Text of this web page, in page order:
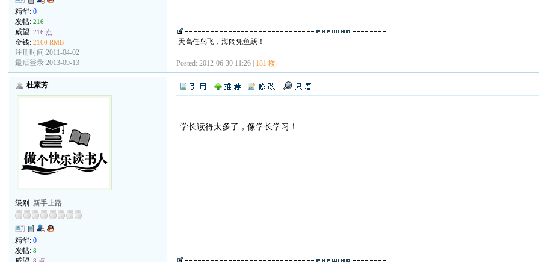
精华:0
发帖:216
威望:216 点
金钱:2160 RMB
注册时间:2011-04-02
最后登录:2013-09-13
天高任鸟飞，海阔凭鱼跃！
Posted: 2012-06-30 11:26 | 181 楼
杜素芳
级别: 新手上路
精华:0
发帖:8
学长读得太多了，像学长学习！